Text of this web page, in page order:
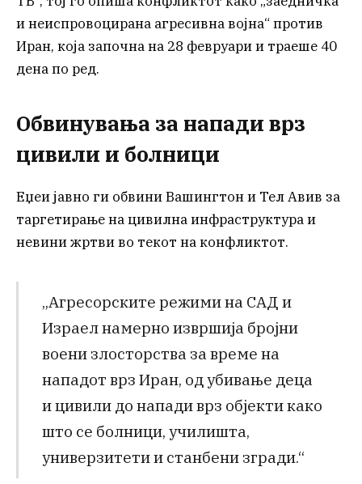
и неиспровоцирана агресивна војна“ против
Иран, која започна на 28 февруари и траеше 40
дена по ред.
Обвинувања за напади врз
цивили и болници
Еџеи јавно ги обвини Вашингтон и Тел Авив за
таргетирање на цивилна инфраструктура и
невини жртви во текот на конфликтот.
„Агресорските режими на САД и
Израел намерно извршија бројни
воени злосторства за време на
нападот врз Иран, од убивање деца
и цивили до напади врз објекти како
што се болници, училишта,
универзитети и станбени згради.“